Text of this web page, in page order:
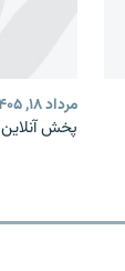
مرداد ۱۸, ۱۴۰۵
پخش آنلاین